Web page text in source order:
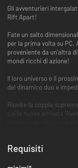
Gli avventurieri
Rift Apart!
Fate un salto
per la prima volta su
proveniente da un'altra
mondi ricchi di azione!
Il loro universo è il
del dinamico duo e
Riunite la coppia
cui la nuova arrivata
Integrazione del
Vivete una straordinaria
Requisiti